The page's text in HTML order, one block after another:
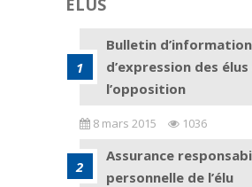
ELUS
Bulletin
d’expression des
l’opposition
8 mars 2015 1036
Assurance
personnelle de l’élu